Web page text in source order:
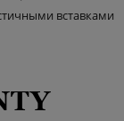
вставками